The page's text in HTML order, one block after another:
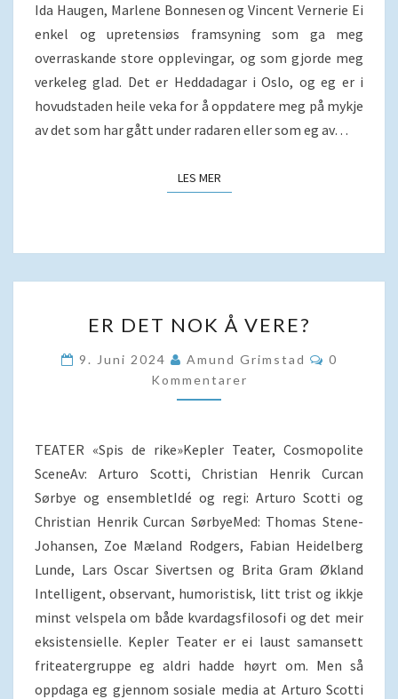
Ida Haugen, Marlene Bonnesen og Vincent Vernerie Ei
enkel og upretensiøs framsyning som ga meg
overraskande store opplevingar, og som gjorde meg
verkeleg glad. Det er Heddadagar i Oslo, og eg er i
hovudstaden heile veka for å oppdatere meg på mykje
av det som har gått under radaren eller som eg av…
LES MERLES MER
DET
NOK
Å
VERE?
ER DET NOK Å VERE?
9. Juni 2024 Amund Grimstad
0
Kommentarer
TEATER «Spis de rike»Kepler Teater, Cosmopolite
SceneAv: Arturo Scotti, Christian Henrik Curcan
Sørbye og ensembletIdé og regi: Arturo Scotti og
Christian Henrik Curcan SørbyeMed: Thomas Stene-
Johansen, Zoe Mæland Rodgers, Fabian Heidelberg
Lunde, Lars Oscar Sivertsen og Brita Gram Økland
Intelligent, observant, humoristisk, litt trist og ikkje
minst velspela om både kvardagsfilosofi og det meir
eksistensielle. Kepler Teater er ei laust samansett
friteatergruppe eg aldri hadde høyrt om. Men så
oppdaga eg gjennom sosiale media at Arturo Scotti